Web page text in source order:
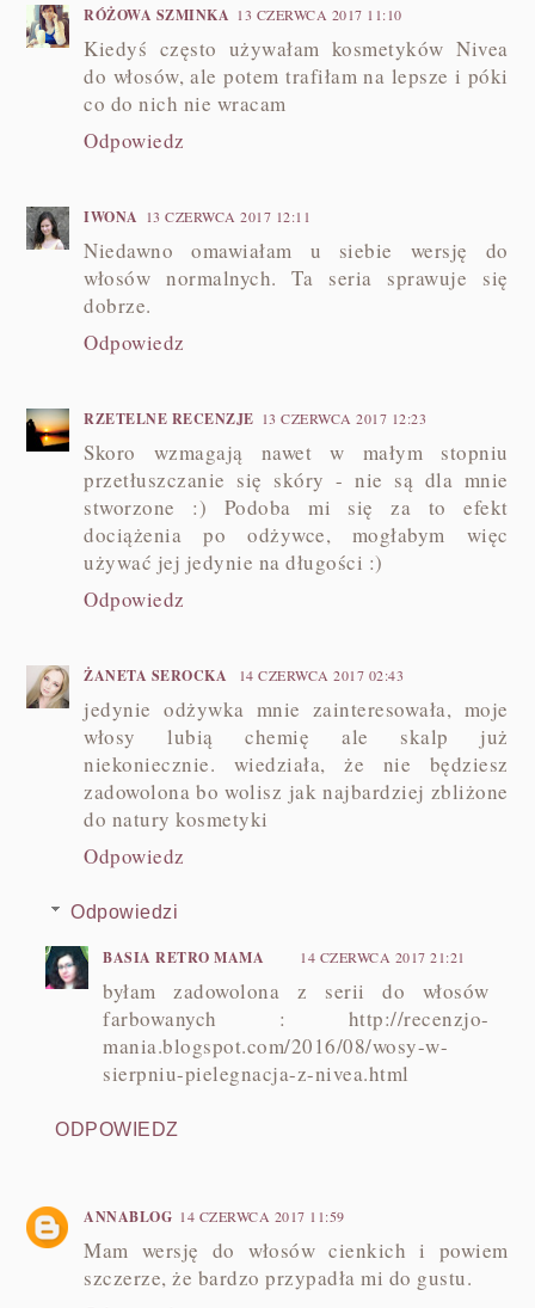
RÓŻOWA SZMINKA 13 CZERWCA 2017 11:10
Kiedyś często używałam kosmetyków Nivea
do włosów, ale potem trafiłam na lepsze i póki
co do nich nie wracam
Odpowiedz
IWONA 13 CZERWCA 2017 12:11
Niedawno omawiałam u siebie wersję do
włosów normalnych. Ta seria sprawuje się
dobrze.
Odpowiedz
RZETELNE RECENZJE 13 CZERWCA 2017 12:23
Skoro wzmagają nawet w małym stopniu
przetłuszczanie się skóry - nie są dla mnie
stworzone :) Podoba mi się za to efekt
dociążenia po odżywce, mogłabym więc
używać jej jedynie na długości :)
Odpowiedz
ŻANETA SEROCKA 14 CZERWCA 2017 02:43
jedynie odżywka mnie zainteresowała, moje
włosy lubią chemię ale skalp już
niekoniecznie. wiedziała, że nie będziesz
zadowolona bo wolisz jak najbardziej zbliżone
do natury kosmetyki
Odpowiedz
Odpowiedzi
BASIA RETRO MAMA 14 CZERWCA 2017 21:21
byłam zadowolona z serii do włosów
farbowanych : http://recenzjo-
mania.blogspot.com/2016/08/wosy-w-
sierpniu-pielegnacja-z-nivea.html
ODPOWIEDZ
ANNABLOG 14 CZERWCA 2017 11:59
Mam wersję do włosów cienkich i powiem
szczerze, że bardzo przypadła mi do gustu.